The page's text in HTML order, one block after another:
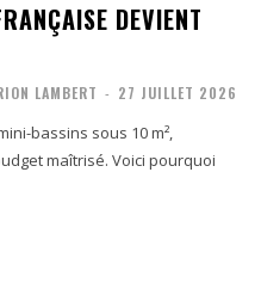
DEVIENT
LAMBERT - 27 JUILLET 2026
bassins sous 10 m²,
maîtrisé. Voici pourquoi